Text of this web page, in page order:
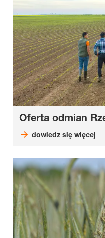
Oferta odmian
dowiedz się więcej